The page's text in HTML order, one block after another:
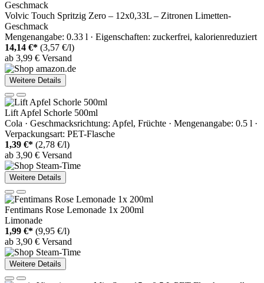
Volvic Touch Spritzig Zero – 12x0,33L – Zitronen Limetten-
Geschmack
Mengenangabe: 0.33 l · Eigenschaften: zuckerfrei, kalorienreduziert
14,14 €* (3,57 €/l)
ab 3,99 € Versand
Weitere Details
Lift Apfel Schorle 500ml
Cola · Geschmacksrichtung: Apfel, Früchte · Mengenangabe: 0.5 l ·
Verpackungsart: PET-Flasche
1,39 €* (2,78 €/l)
ab 3,90 € Versand
Weitere Details
Fentimans Rose Lemonade 1x 200ml
Limonade
1,99 €* (9,95 €/l)
ab 3,90 € Versand
Weitere Details